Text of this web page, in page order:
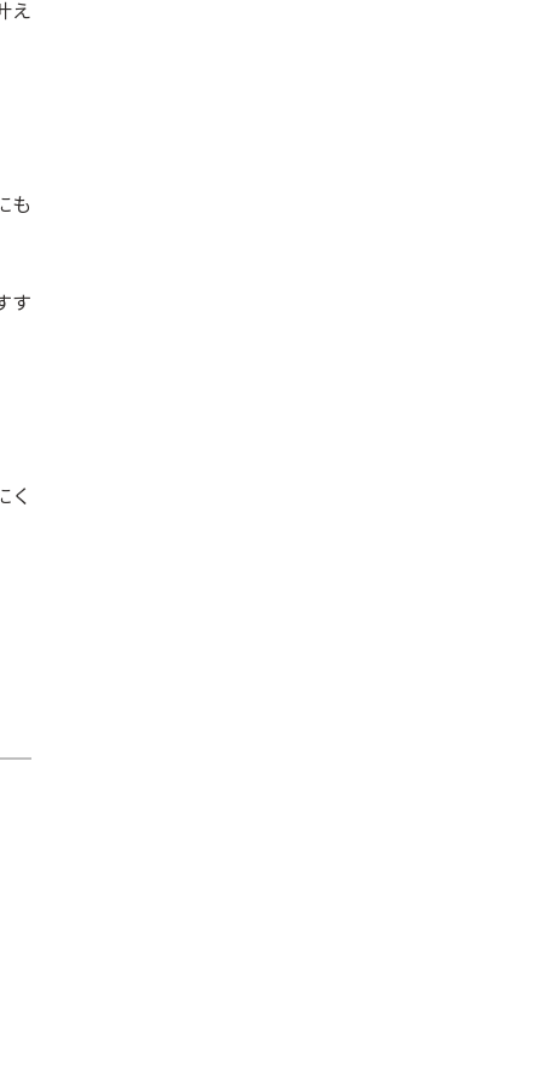
え
も
す
く